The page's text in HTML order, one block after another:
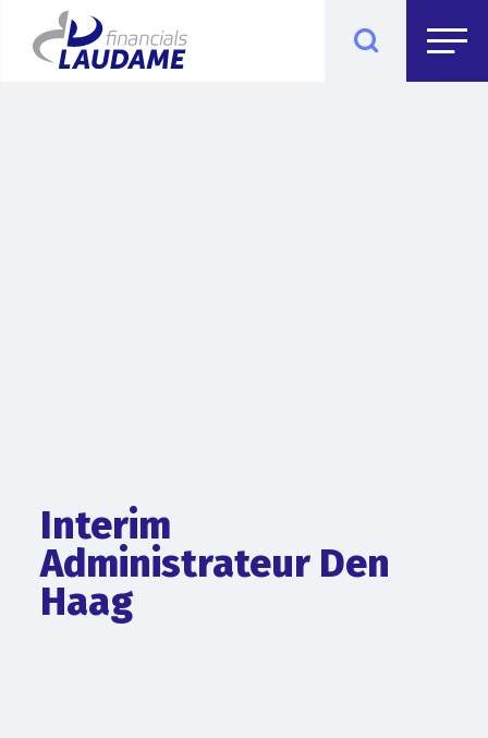
Interim
Administrateur Den
Haag